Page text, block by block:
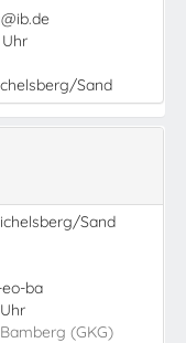
Sand
Sand
ba
(GKG)